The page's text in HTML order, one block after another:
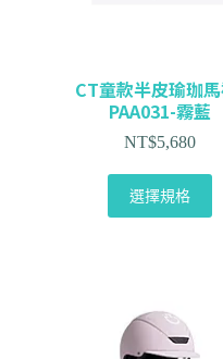
CT童款半皮瑜珈
PAA031-霧藍
NT$5,680
選擇規格